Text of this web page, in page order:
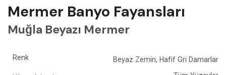
Mermer Banyo Fayansları
Muğla Beyazı Mermer
Renk Beyaz Zemin, Hafif Gri Damarlar